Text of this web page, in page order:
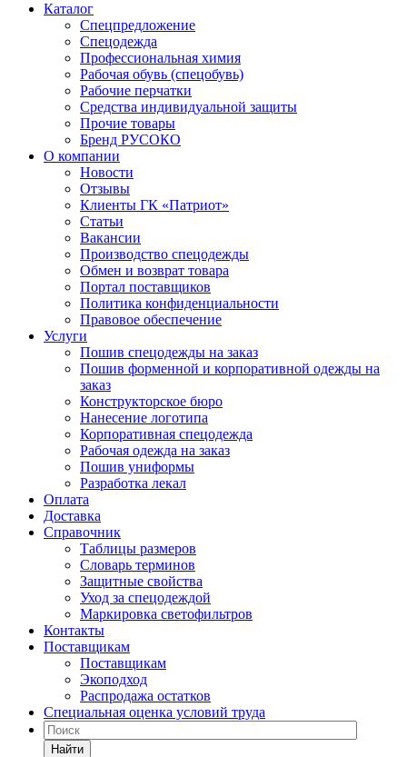
Каталог
Спецпредложение
Спецодежда
Профессиональная химия
Рабочая обувь (спецобувь)
Рабочие перчатки
Средства индивидуальной защиты
Прочие товары
Бренд РУСОКО
О компании
Новости
Отзывы
Клиенты ГК «Патриот»
Статьи
Вакансии
Производство спецодежды
Обмен и возврат товара
Портал поставщиков
Политика конфиденциальности
Правовое обеспечение
Услуги
Пошив спецодежды на заказ
Пошив форменной и корпоративной одежды на
заказ
Конструкторское бюро
Нанесение логотипа
Корпоративная спецодежда
Рабочая одежда на заказ
Пошив униформы
Разработка лекал
Оплата
Доставка
Справочник
Таблицы размеров
Словарь терминов
Защитные свойства
Уход за спецодеждой
Маркировка светофильтров
Контакты
Поставщикам
Поставщикам
Экоподход
Распродажа остатков
Специальная оценка условий труда
Найти